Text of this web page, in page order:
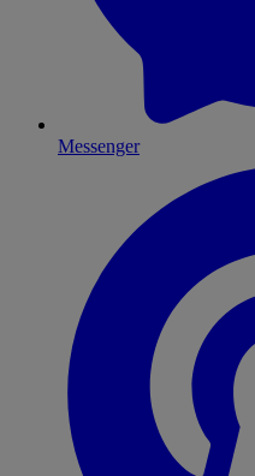
Messenger